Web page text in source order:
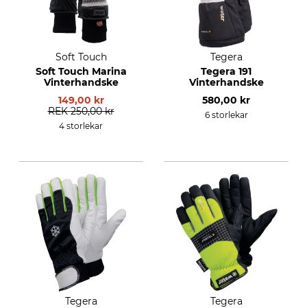
Soft Touch
Soft Touch Marina
Vinterhandske
149,00 kr
REK 250,00 kr
4 storlekar
Tegera
Tegera 191
Vinterhandske
580,00 kr
6 storlekar
Tegera
Tegera